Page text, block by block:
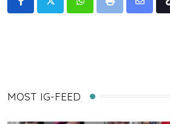
WhatsappPrint
Share
MOST IG-FEED